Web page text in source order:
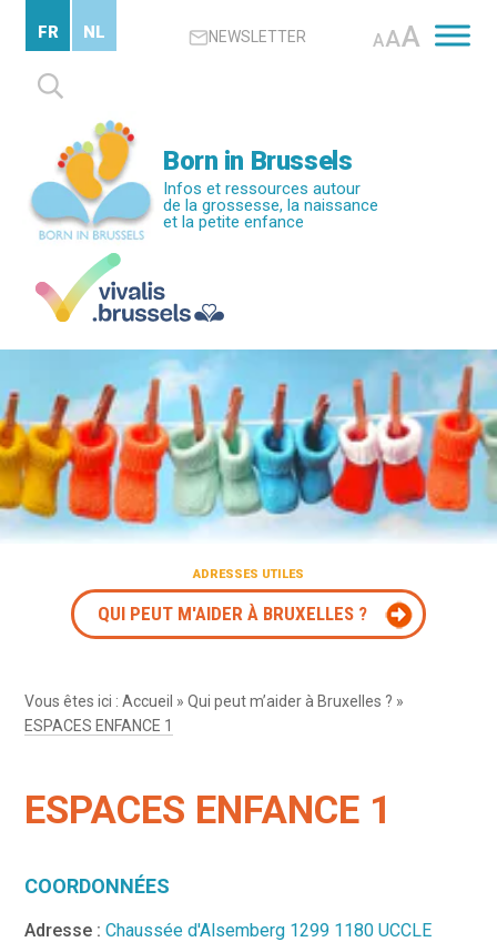
contenu
principal
NEWSLETTER AAA
Rechercher :
FR NL
Born in Brussels
Infos et ressources autour
de la grossesse, la naissance
et la petite enfance
ADRESSES UTILES
QUI PEUT M'AIDER À BRUXELLES ?
Vous êtes ici :Accueil »Qui peut m’aider à Bruxelles ? »
ESPACES ENFANCE 1
ESPACES ENFANCE 1
COORDONNÉES
Adresse : Chaussée d'Alsemberg 1299 1180 UCCLE